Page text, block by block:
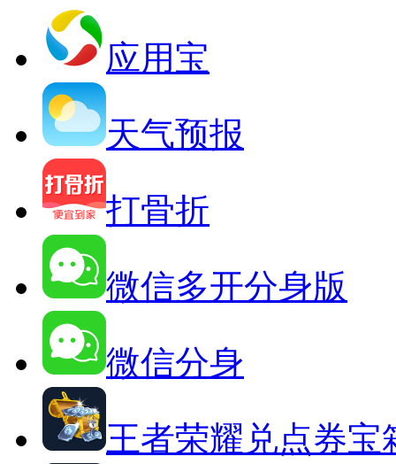
应用宝
天气预报
打骨折
微信多开分身版
微信分身
王者荣耀兑点券宝